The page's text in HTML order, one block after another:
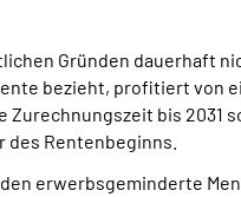
Gründen dauerhaft
bezieht, profitiert von
Zurechnungszeit bis
Rentenbeginns.
erwerbsgeminderte